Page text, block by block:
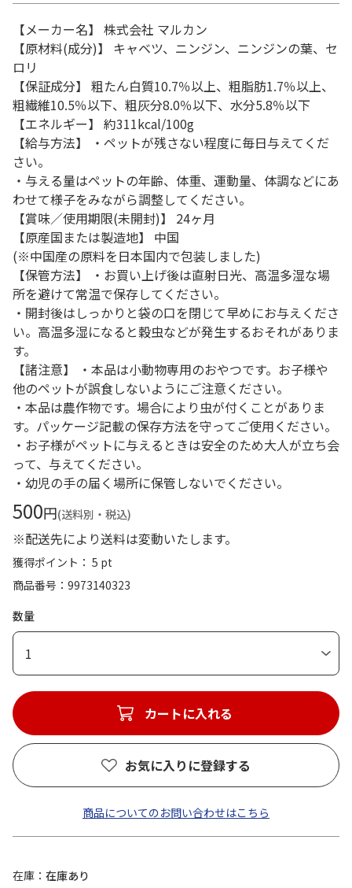
【メーカー名】 株式会社 マルカン
【原材料(成分)】 キャベツ、ニンジン、ニンジンの葉、セ
ロリ
【保証成分】 粗たん白質10.7％以上、粗脂肪1.7％以上、
粗繊維10.5％以下、粗灰分8.0％以下、水分5.8％以下
【エネルギー】 約311kcal/100g
【給与方法】 ・ペットが残さない程度に毎日与えてくだ
さい。
・与える量はペットの年齢、体重、運動量、体調などにあ
わせて様子をみながら調整してください。
【賞味／使用期限(未開封)】 24ヶ月
【原産国または製造地】 中国
(※中国産の原料を日本国内で包装しました)
【保管方法】 ・お買い上げ後は直射日光、高温多湿な場
所を避けて常温で保存してください。
・開封後はしっかりと袋の口を閉じて早めにお与えくださ
い。高温多湿になると穀虫などが発生するおそれがありま
す。
【諸注意】 ・本品は小動物専用のおやつです。お子様や
他のペットが誤食しないようにご注意ください。
・本品は農作物です。場合により虫が付くことがありま
す。パッケージ記載の保存方法を守ってご使用ください。
・お子様がペットに与えるときは安全のため大人が立ち会
って、与えてください。
・幼児の手の届く場所に保管しないでください。
500円(送料別・税込)
※配送先により送料は変動いたします。
獲得ポイント： 5 pt
商品番号
9973140323
数量
1
カートに入れる
お気に入りに登録する
商品についてのお問い合わせはこちら
在庫 在庫あり